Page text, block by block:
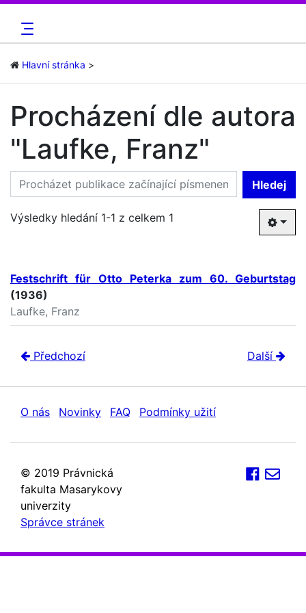
Hlavní stránka
Procházení dle autora
"Laufke, Franz"
Hledej
Výsledky hledání 1-1 z celkem 1
Festschrift für Otto Peterka zum 60. Geburtstag
(1936)
Laufke, Franz
Předchozí Další
O nás Novinky FAQ Podmínky užití
© 2019 Právnická
fakulta Masarykovy
univerzity
Správce stránek